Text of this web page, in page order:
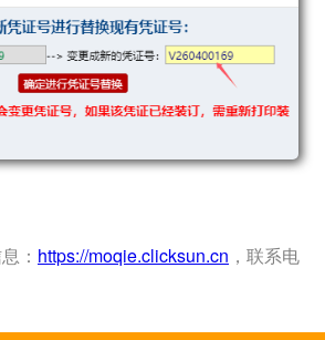
： https://moqie.clicksun.cn ，联系电